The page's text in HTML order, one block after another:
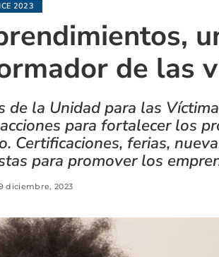
2023
de las
la Unidad para las
para fortalecer los
Certificaciones, ferias,
para promover los
diciembre, 2023